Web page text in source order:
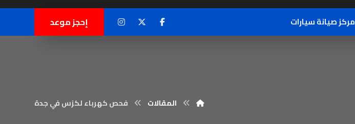
مركز صيانة سيارات إحجز موعد
المقالات فحص كهرباء لكزس في جدة